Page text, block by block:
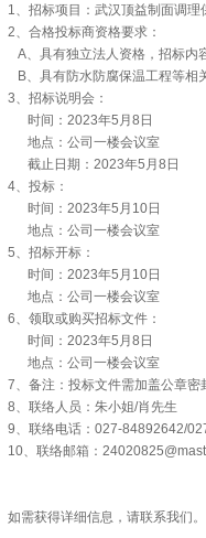
1、招标项目：武汉顶益制面调
2、合格投标商资格要求：
A、具有独立法人资格，招标内
B、具有防水防腐保温工程等相
3、招标说明会：
时间：2023年5月8日
地点：公司一楼会议室
截止日期：2023年5月8日
4、投标：
时间：2023年5月10日
地点：公司一楼会议室
5、招标开标：
时间：2023年5月10日
地点：公司一楼会议室
6、领取或购买招标文件：
时间：2023年5月8日
地点：公司一楼会议室
7、备注：投标文件需加盖公章
8、联络人员：朱小姐/肖先生
9、联络电话：027-84892642/
10、联络邮箱：
如需获得详细信息，请联系我们。